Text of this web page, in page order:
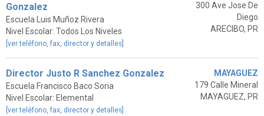
Gonzalez
Escuela Luis Muñoz Rivera
Nivel Escolar: Todos Los Niveles
[ver teléfono, fax, director y detalles]
300 Ave Jose De
Diego
ARECIBO, PR
Director Justo R Sanchez Gonzalez
Escuela Francisco Baco Soria
Nivel Escolar: Elemental
[ver teléfono, fax, director y detalles]
MAYAGUEZ
179 Calle Mineral
MAYAGUEZ, PR